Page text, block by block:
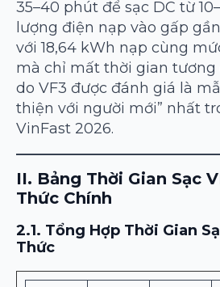
35–40 phút để sạc DC từ
lượng điện nạp vào gấp
với 18,64 kWh nạp cùng
mà chỉ mất thời gian tương
do VF3 được đánh giá là
thiện với người mới” nhất
VinFast 2026.
II. Bảng Thời Gian Sạc
Thức Chính
2.1. Tổng Hợp Thời Gian
Thức